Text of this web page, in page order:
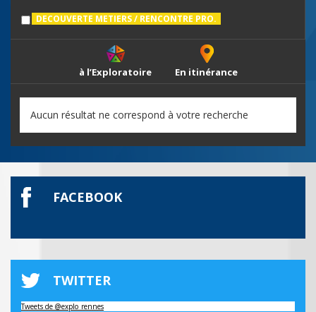
DECOUVERTE METIERS / RENCONTRE PRO.
à l’Exploratoire En itinérance
Aucun résultat ne correspond à votre recherche
FACEBOOK
TWITTER
Tweets de @explo_rennes